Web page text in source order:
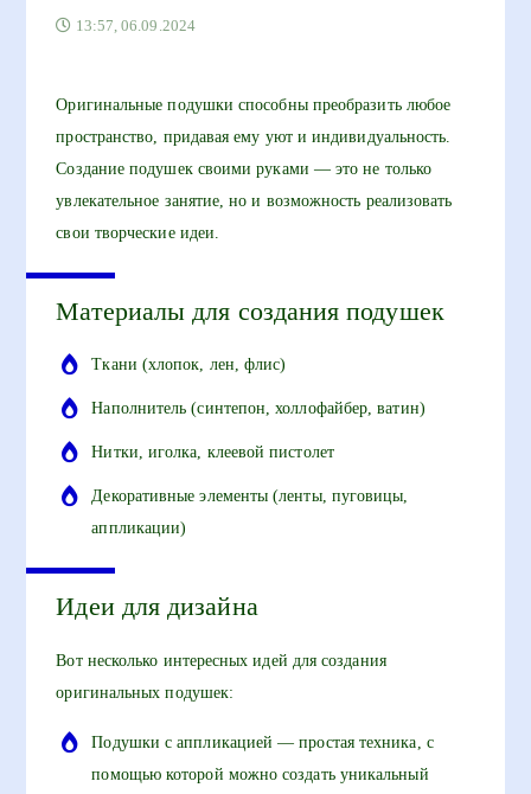
13:57, 06.09.2024
Оригинальные подушки способны преобразить любое
пространство, придавая ему уют и индивидуальность.
Создание подушек своими руками — это не только
увлекательное занятие, но и возможность реализовать
свои творческие идеи.
Материалы для создания подушек
Ткани (хлопок, лен, флис)
Наполнитель (синтепон, холлофайбер, ватин)
Нитки, иголка, клеевой пистолет
Декоративные элементы (ленты, пуговицы,
аппликации)
Идеи для дизайна
Вот несколько интересных идей для создания
оригинальных подушек:
Подушки с аппликацией — простая техника, с
помощью которой можно создать уникальный